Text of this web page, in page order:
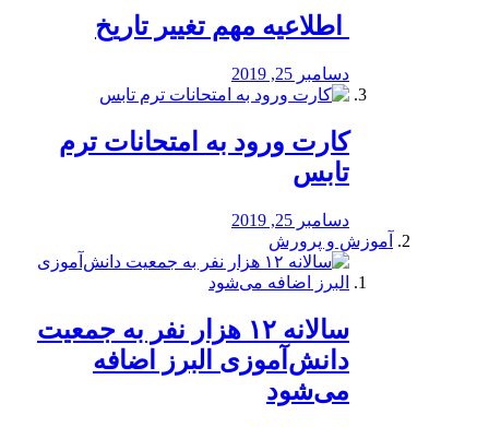
️ اطلاعیه مهم تغییر تاریخ
دسامبر 25, 2019
کارت ورود به امتحانات ترم
تابس
دسامبر 25, 2019
آموزش و پرورش
️سالانه ۱۲ هزار نفر به جمعیت
دانش‌آموزی البرز اضافه
می‌شود